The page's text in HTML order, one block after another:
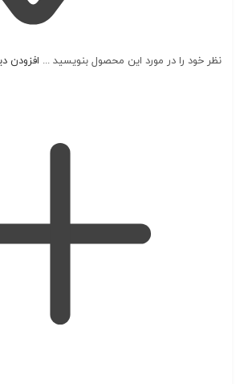
نظر خود را در مورد این محصول بنویسید ... افزودن